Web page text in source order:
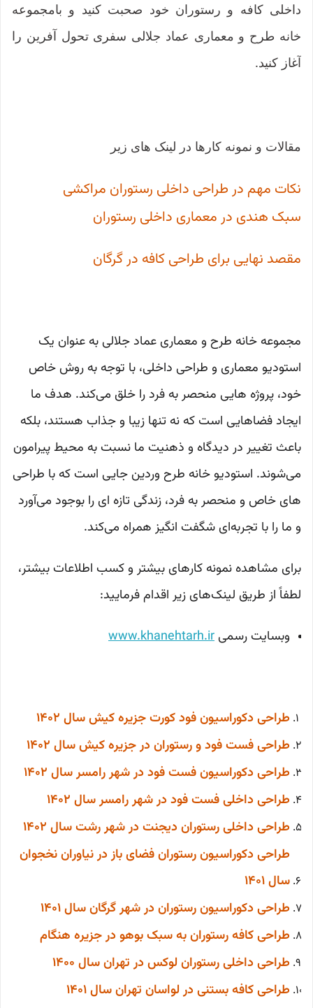
داخلی کافه و رستوران خود صحبت کنید و بامجموعه
خانه طرح و معماری عماد جلالی سفری تحول آفرین را
آغاز کنید.
مقالات و نمونه کارها در لینک های زیر
نکات مهم در طراحی داخلی رستوران مراکشی
سبک هندی در معماری داخلی رستوران
مقصد نهایی برای طراحی کافه در گرگان
مجموعه خانه طرح و معماری عماد جلالی به عنوان یک
استودیو معماری و طراحی داخلی، با توجه به روش خاص
خود، پروژه هایی منحصر به فرد را خلق می‌کند. هدف ما
ایجاد فضاهایی است که نه تنها زیبا و جذاب هستند، بلکه
باعث تغییر در دیدگاه و ذهنیت ما نسبت به محیط پیرامون
می‌شوند. استودیو خانه طرح وردین جایی است که با طراحی
های خاص و منحصر به فرد، زندگی تازه ای را بوجود می‌آورد
و ما را با تجربه‌ای شگفت انگیز همراه می‌کند.
برای مشاهده نمونه کارهای بیشتر و کسب اطلاعات بیشتر،
لطفاً از طریق لینک‌های زیر اقدام فرمایید:
وبسایت رسمی www.khanehtarh.ir
طراحی دکوراسیون فود کورت جزیره کیشسال 1402
طراحی فست فود و رستوران در جزیره کیش سال 1402
طراحی دکوراسیون فست فود در شهر رامسر سال 1402
طراحی داخلی فست فود در شهر رامسر سال 1402
طراحی داخلی رستوران دیجنت در شهر رشت سال 1402
طراحی دکوراسیون رستوران فضای باز در نیاوران نخجوان
سال 1401
طراحی دکوراسیون رستوران در شهر گرگان سال 1401
طراحی کافه رستوران به سبک بوهو در جزیره هنگام
طراحی داخلی رستوران لوکس در تهران سال 1400
طراحی کافه بستنی در لواسان تهران سال 1401